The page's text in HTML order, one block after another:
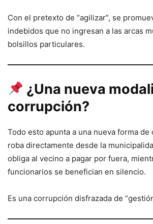
Con el pretexto de “agilizar”, se
indebidos que no ingresan a las arcas
bolsillos particulares.
¿Una nueva
corrupción?
Todo esto apunta a una nueva forma
roba directamente desde la
obliga al vecino a pagar por fuera,
funcionarios se benefician en silencio.
Es una corrupción disfrazada de